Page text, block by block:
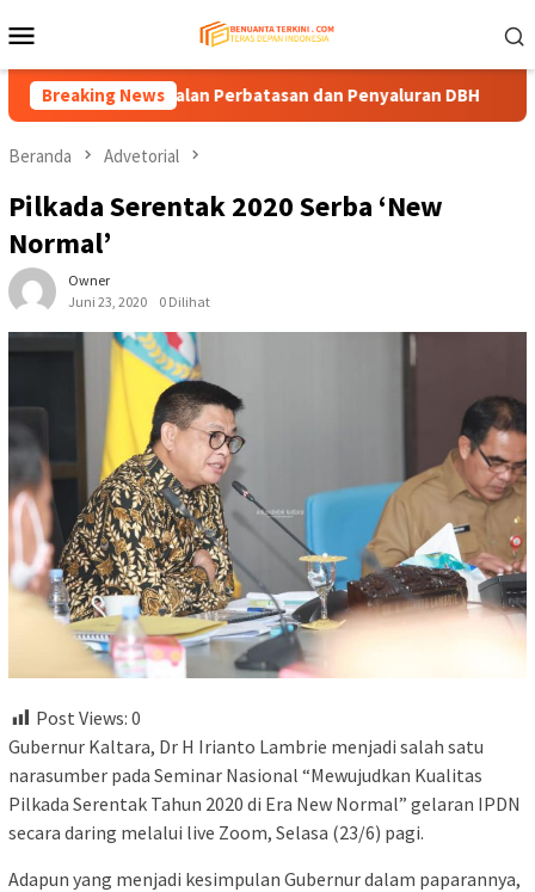
ke
Mobile
Breaking News
Jalan Perbatasan dan Penyaluran DBH Komisi IV
Beranda Advetorial
Pilkada Serentak 2020 Serba ‘New
Normal’
Owner
Juni 23, 2020
0 Dilihat
Post Views: 0
Gubernur Kaltara, Dr H Irianto Lambrie menjadi salah satu
narasumber pada Seminar Nasional “Mewujudkan Kualitas
Pilkada Serentak Tahun 2020 di Era New Normal” gelaran IPDN
secara daring melalui live Zoom, Selasa (23/6) pagi.
Adapun yang menjadi kesimpulan Gubernur dalam paparannya,